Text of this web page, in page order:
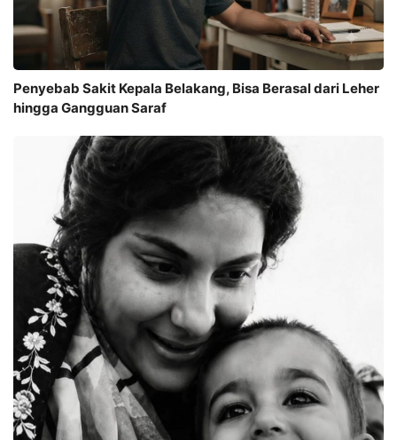
Penyebab Sakit Kepala Belakang, Bisa Berasal dari Leher
hingga Gangguan Saraf